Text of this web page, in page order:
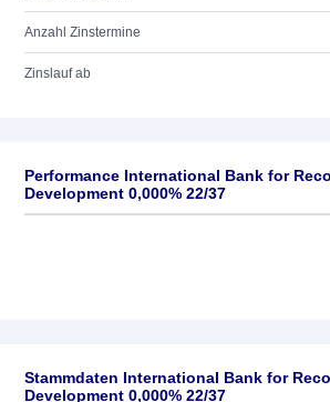
Anzahl Zinstermine
Zinslauf ab
Performance International Bank for
Development 0,000% 22/37
Stammdaten International Bank for
Development 0,000% 22/37